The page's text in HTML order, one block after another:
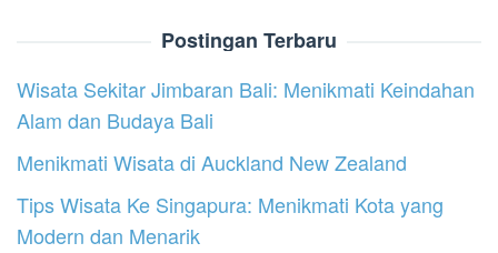
Postingan Terbaru
Wisata Sekitar Jimbaran Bali: Menikmati Keindahan
Alam dan Budaya Bali
Menikmati Wisata di Auckland New Zealand
Tips Wisata Ke Singapura: Menikmati Kota yang
Modern dan Menarik